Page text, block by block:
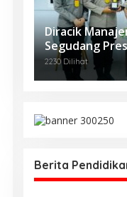
Diracik
Segudang
Polda Sumsel
Kejurnas
2230 Dilihat
Berita